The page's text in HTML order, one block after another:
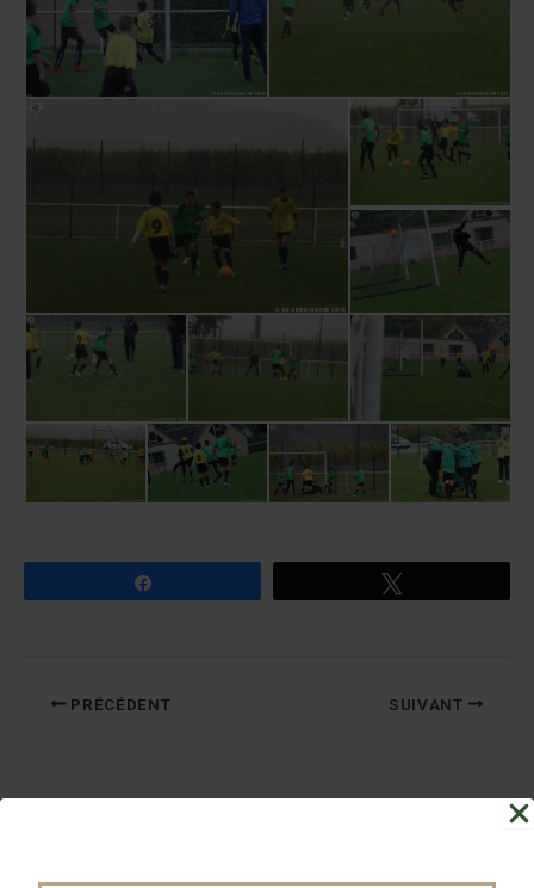
PRÉCÉDENT SUIVANT